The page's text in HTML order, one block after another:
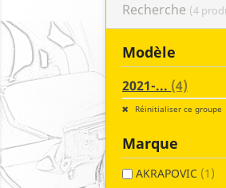
Recherche (4
Modèle
2021-... (4)
Réinitialiser ce groupe
Marque
AKRAPOVIC (1)